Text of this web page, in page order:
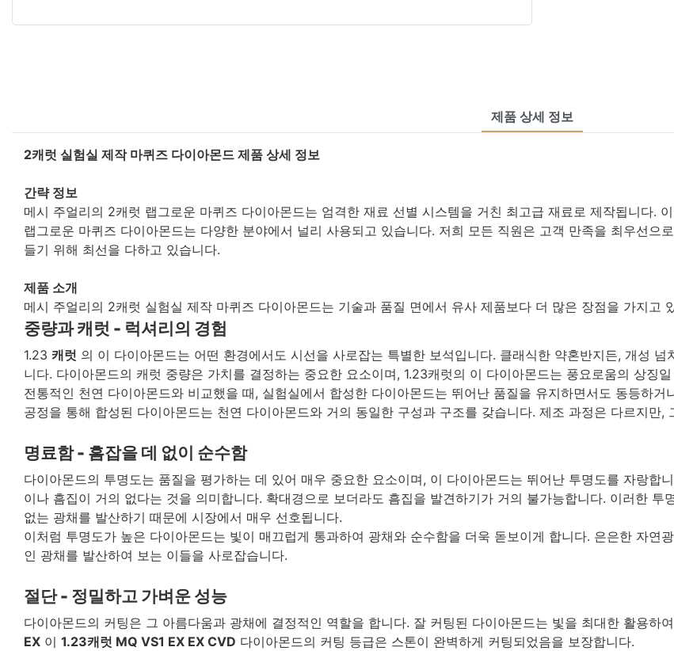
제품 상세 정보
2캐럿 실험실 제작 마퀴즈 다이아몬드 제품 상세 정보
간략 정보
메시 주얼리의 2캐럿 랩그로운 마퀴즈 다이아몬드는 엄격한 재료 선별 시스템을 거친 최고급 재료로 제작됩니다.
랩그로운 마퀴즈 다이아몬드는 다양한 분야에서 널리 사용되고 있습니다. 저희 모든 직원은 고객 만족을 최우선으
들기 위해 최선을 다하고 있습니다.
제품 소개
메시 주얼리의 2캐럿 실험실 제작 마퀴즈 다이아몬드는 기술과 품질 면에서 유사 제품보다 더 많은 장점을 가지고
중량과 캐럿 - 럭셔리의 경험
1.23 캐럿 의 이 다이아몬드는 어떤 환경에서도 시선을 사로잡는 특별한 보석입니다. 클래식한 약혼반지든, 개성
니다. 다이아몬드의 캐럿 중량은 가치를 결정하는 중요한 요소이며, 1.23캐럿의 이 다이아몬드는 풍요로움의 상징
전통적인 천연 다이아몬드와 비교했을 때, 실험실에서 합성한 다이아몬드는 뛰어난 품질을 유지하면서도 동등하
공정을 통해 합성된 다이아몬드는 천연 다이아몬드와 거의 동일한 구성과 구조를 갖습니다. 제조 과정은 다르지만
명료함 - 흠잡을 데 없이 순수함
다이아몬드의 투명도는 품질을 평가하는 데 있어 매우 중요한 요소이며, 이 다이아몬드는 뛰어난 투명도를 자랑합
이나 흠집이 거의 없다는 것을 의미합니다. 확대경으로 보더라도 흠집을 발견하기가 거의 불가능합니다. 이러한
없는 광채를 발산하기 때문에 시장에서 매우 선호됩니다.
이처럼 투명도가 높은 다이아몬드는 빛이 매끄럽게 통과하여 광채와 순수함을 더욱 돋보이게 합니다. 은은한 자연
인 광채를 발산하여 보는 이들을 사로잡습니다.
절단 - 정밀하고 가벼운 성능
다이아몬드의 커팅은 그 아름다움과 광채에 결정적인 역할을 합니다. 잘 커팅된 다이아몬드는 빛을 최대한 활용하
EX 이 1.23캐럿 MQ VS1 EX EX CVD 다이아몬드의 커팅 등급은 스톤이 완벽하게 커팅되었음을 보장합니다.